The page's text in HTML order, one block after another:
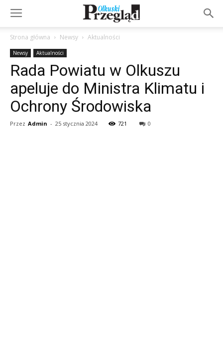
Strona główna Newsy Aktualności
Newsy Aktualności
Rada Powiatu w Olkuszu
apeluje do Ministra Klimatu i
Ochrony Środowiska
Przez Admin - 25 stycznia 2024 721 0